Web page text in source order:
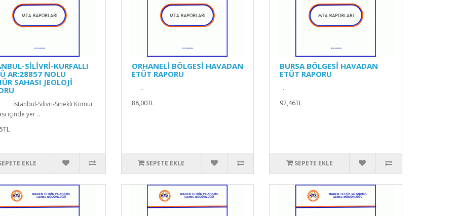
SİLİVRİ-KURFALLI
AR:28857 NOLU
SAHASI JEOLOJİ
İstanbul-Silivri-Sinekli Kömür
içinde yer ..
EKLE
ORHANELİ BÖLGESİ HAVADAN
ETÜT RAPORU
..
88,00TL
SEPETE EKLE
BURSA BÖLGESİ HAVADAN
ETÜT RAPORU
..
92,46TL
SEPETE EKLE